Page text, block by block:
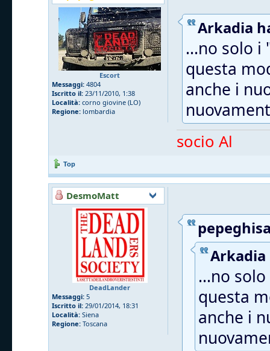
Escort
Messaggi: 4804
Iscritto il: 23/11/2010, 1:38
Località: corno giovine (LO)
Regione: lombardia
Arkadia
...no solo i
questa
anche i
socio Al
Top
DesmoMatt
DeadLander
Messaggi: 5
Iscritto il: 29/01/2014, 18:31
Località: Siena
Regione: Toscana
...no
questa
anche i